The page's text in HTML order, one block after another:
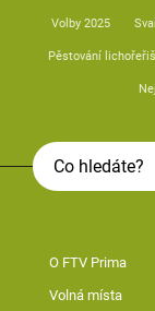
Volby 2025
Pěstování
O FTV Prima
Volná místa